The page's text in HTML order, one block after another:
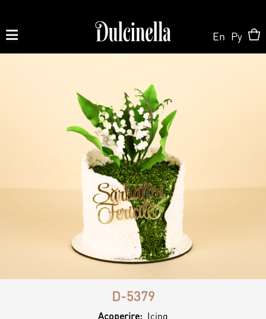
|060 02 58 58
La Comandă
La Comandă
Tort la Comandă
Bento cake
Magazin Online
Patisserie & Cofetărie
Torturi
Despre Noi
Magazine
En Ру
D-5379
Acoperire: Icing